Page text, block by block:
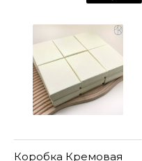
Коробка Кремовая